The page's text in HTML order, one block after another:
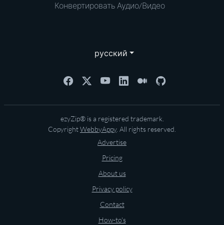
Конвертировать Аудио/Видео
русский
ezyZip® is a registered trademark.
CopyrightWebbyAppy. All rights reserved.
Advertise
Pricing
About us
Privacy policy
Contact
How-to's